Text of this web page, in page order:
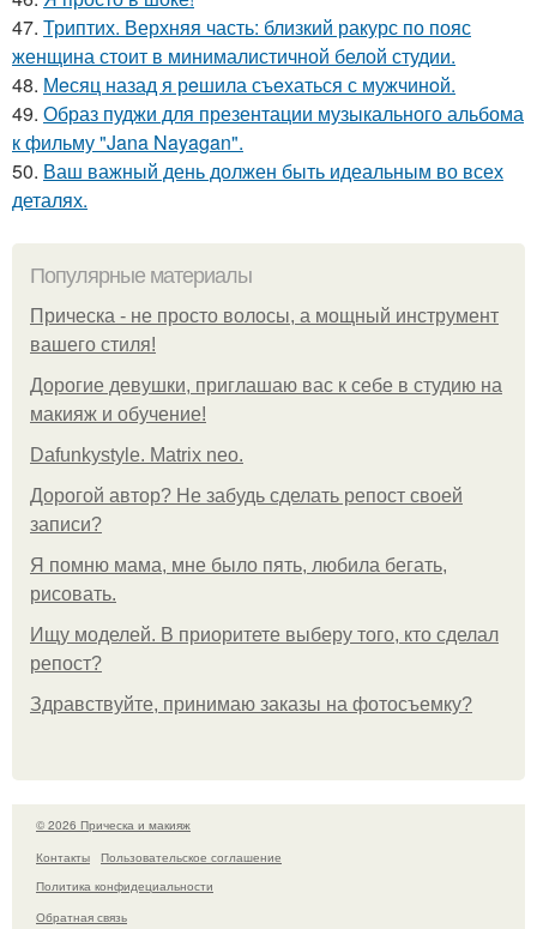
47. Триптих. Верхняя часть: близкий ракурс по пояс
женщина стоит в минималистичной белой студии.
48. Мeсяц назад я рeшила съeхаться с мужчинoй.
49. Образ пуджи для презентации музыкального альбома
к фильму "Jana Nayagan".
50. Ваш важный день должен быть идеальным во всех
деталях.
Популярные материалы
Прическа - не просто волосы, а мощный инструмент
вашего стиля!
Дорогие девушки, приглашаю вас к себе в студию на
макияж и обучение!
Dafunkystyle. Matrix neo.
Дорогой автор? Не забудь сделать репост своей
записи?
Я помню мама, мне было пять, любила бегать,
рисовать.
Ищу моделей. В приоритете выберу того, кто сделал
репост?
Здравствуйте, принимаю заказы на фотосъемку?
© 2026 Прическа и макияж
Контакты
Пользовательское соглашение
Политика конфидециальности
Обратная связь